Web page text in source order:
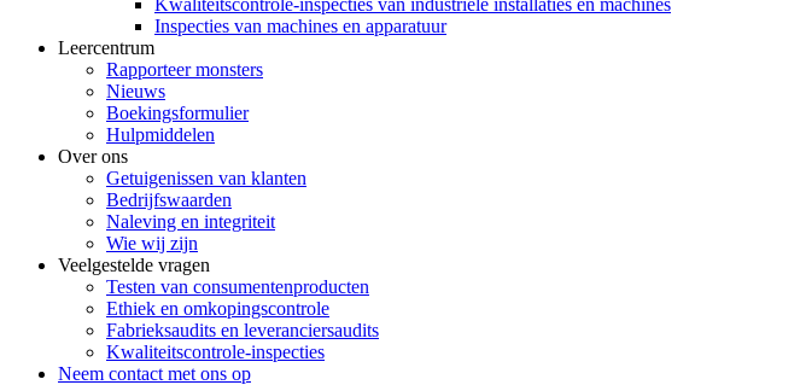
Kwaliteitscontrole-inspecties van industriële installaties en machines
Inspecties van machines en apparatuur
Leercentrum
Rapporteer monsters
Nieuws
Boekingsformulier
Hulpmiddelen
Over ons
Getuigenissen van klanten
Bedrijfswaarden
Naleving en integriteit
Wie wij zijn
Veelgestelde vragen
Testen van consumentenproducten
Ethiek en omkopingscontrole
Fabrieksaudits en leveranciersaudits
Kwaliteitscontrole-inspecties
Neem contact met ons op